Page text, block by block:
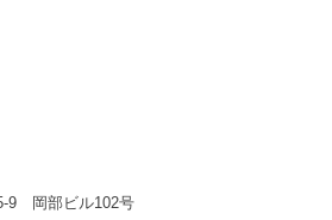
9 岡部ビル102号